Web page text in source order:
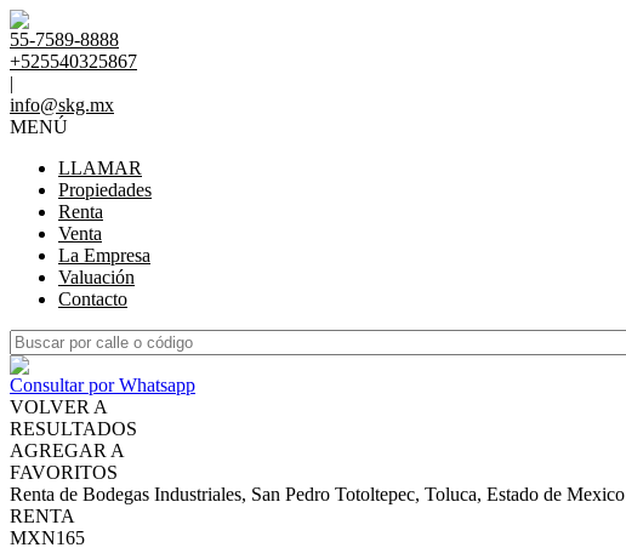
55-7589-8888
+525540325867
|
info@skg.mx
MENÚ
LLAMAR
Propiedades
Renta
Venta
La Empresa
Valuación
Contacto
Consultar por Whatsapp
VOLVER A
RESULTADOS
AGREGAR A
FAVORITOS
Renta de Bodegas Industriales, San Pedro Totoltepec, Toluca, Estado de Mexico
RENTA
MXN165